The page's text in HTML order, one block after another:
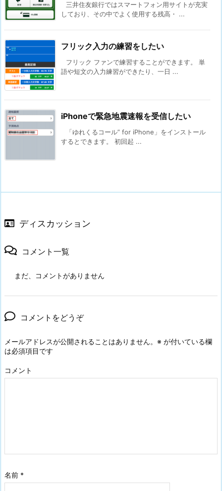
三井住友銀行ではスマートフォン用サイトが充実
しており、その中でよく使用する残高・ ...
フリック入力の練習をしたい
フリック ファンで練習することができます。 単
語や短文の入力練習ができたり、一日 ...
iPhoneで緊急地震速報を受信したい
「ゆれくるコール” for iPhone」をインストール
するとできます。 初回起 ...
ディスカッション
コメント一覧
まだ、コメントがありません
コメントをどうぞ
メールアドレスが公開されることはありません。 ※ が付いている欄
は必須項目です
コメント
名前 *